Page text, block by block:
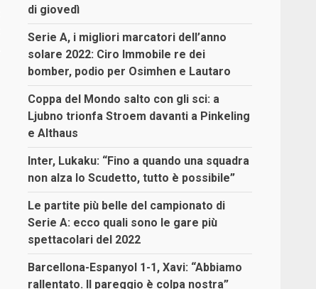
di giovedì
Serie A, i migliori marcatori dell’anno
solare 2022: Ciro Immobile re dei
bomber, podio per Osimhen e Lautaro
Coppa del Mondo salto con gli sci: a
Ljubno trionfa Stroem davanti a Pinkeling
e Althaus
Inter, Lukaku: “Fino a quando una squadra
non alza lo Scudetto, tutto è possibile”
Le partite più belle del campionato di
Serie A: ecco quali sono le gare più
spettacolari del 2022
Barcellona-Espanyol 1-1, Xavi: “Abbiamo
rallentato. Il pareggio è colpa nostra”